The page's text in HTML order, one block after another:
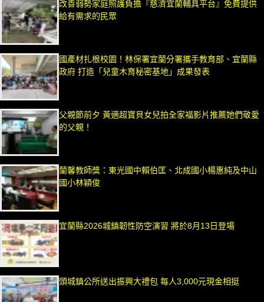
改善弱勢家庭照護負擔『慈濟宜蘭輔具平台』免費提供
給有需求的民眾
國產材扎根校園！林保署宜蘭分署攜手教育部、宜蘭縣
政府 打造「兒童木育秘密基地」成果發表
父親節前夕 黃適超寶貝女兒拍全家福影片推薦她們敬愛
的父親！
蘭馨教師獎：東光國中賴伯匡、北成國小楊惠純及中山
國小林穎俊
宜蘭縣2026城鎮韌性防空演習 將於8月13日登場
頭城鎮公所送出振興大禮包 每人3,000元現金相挺